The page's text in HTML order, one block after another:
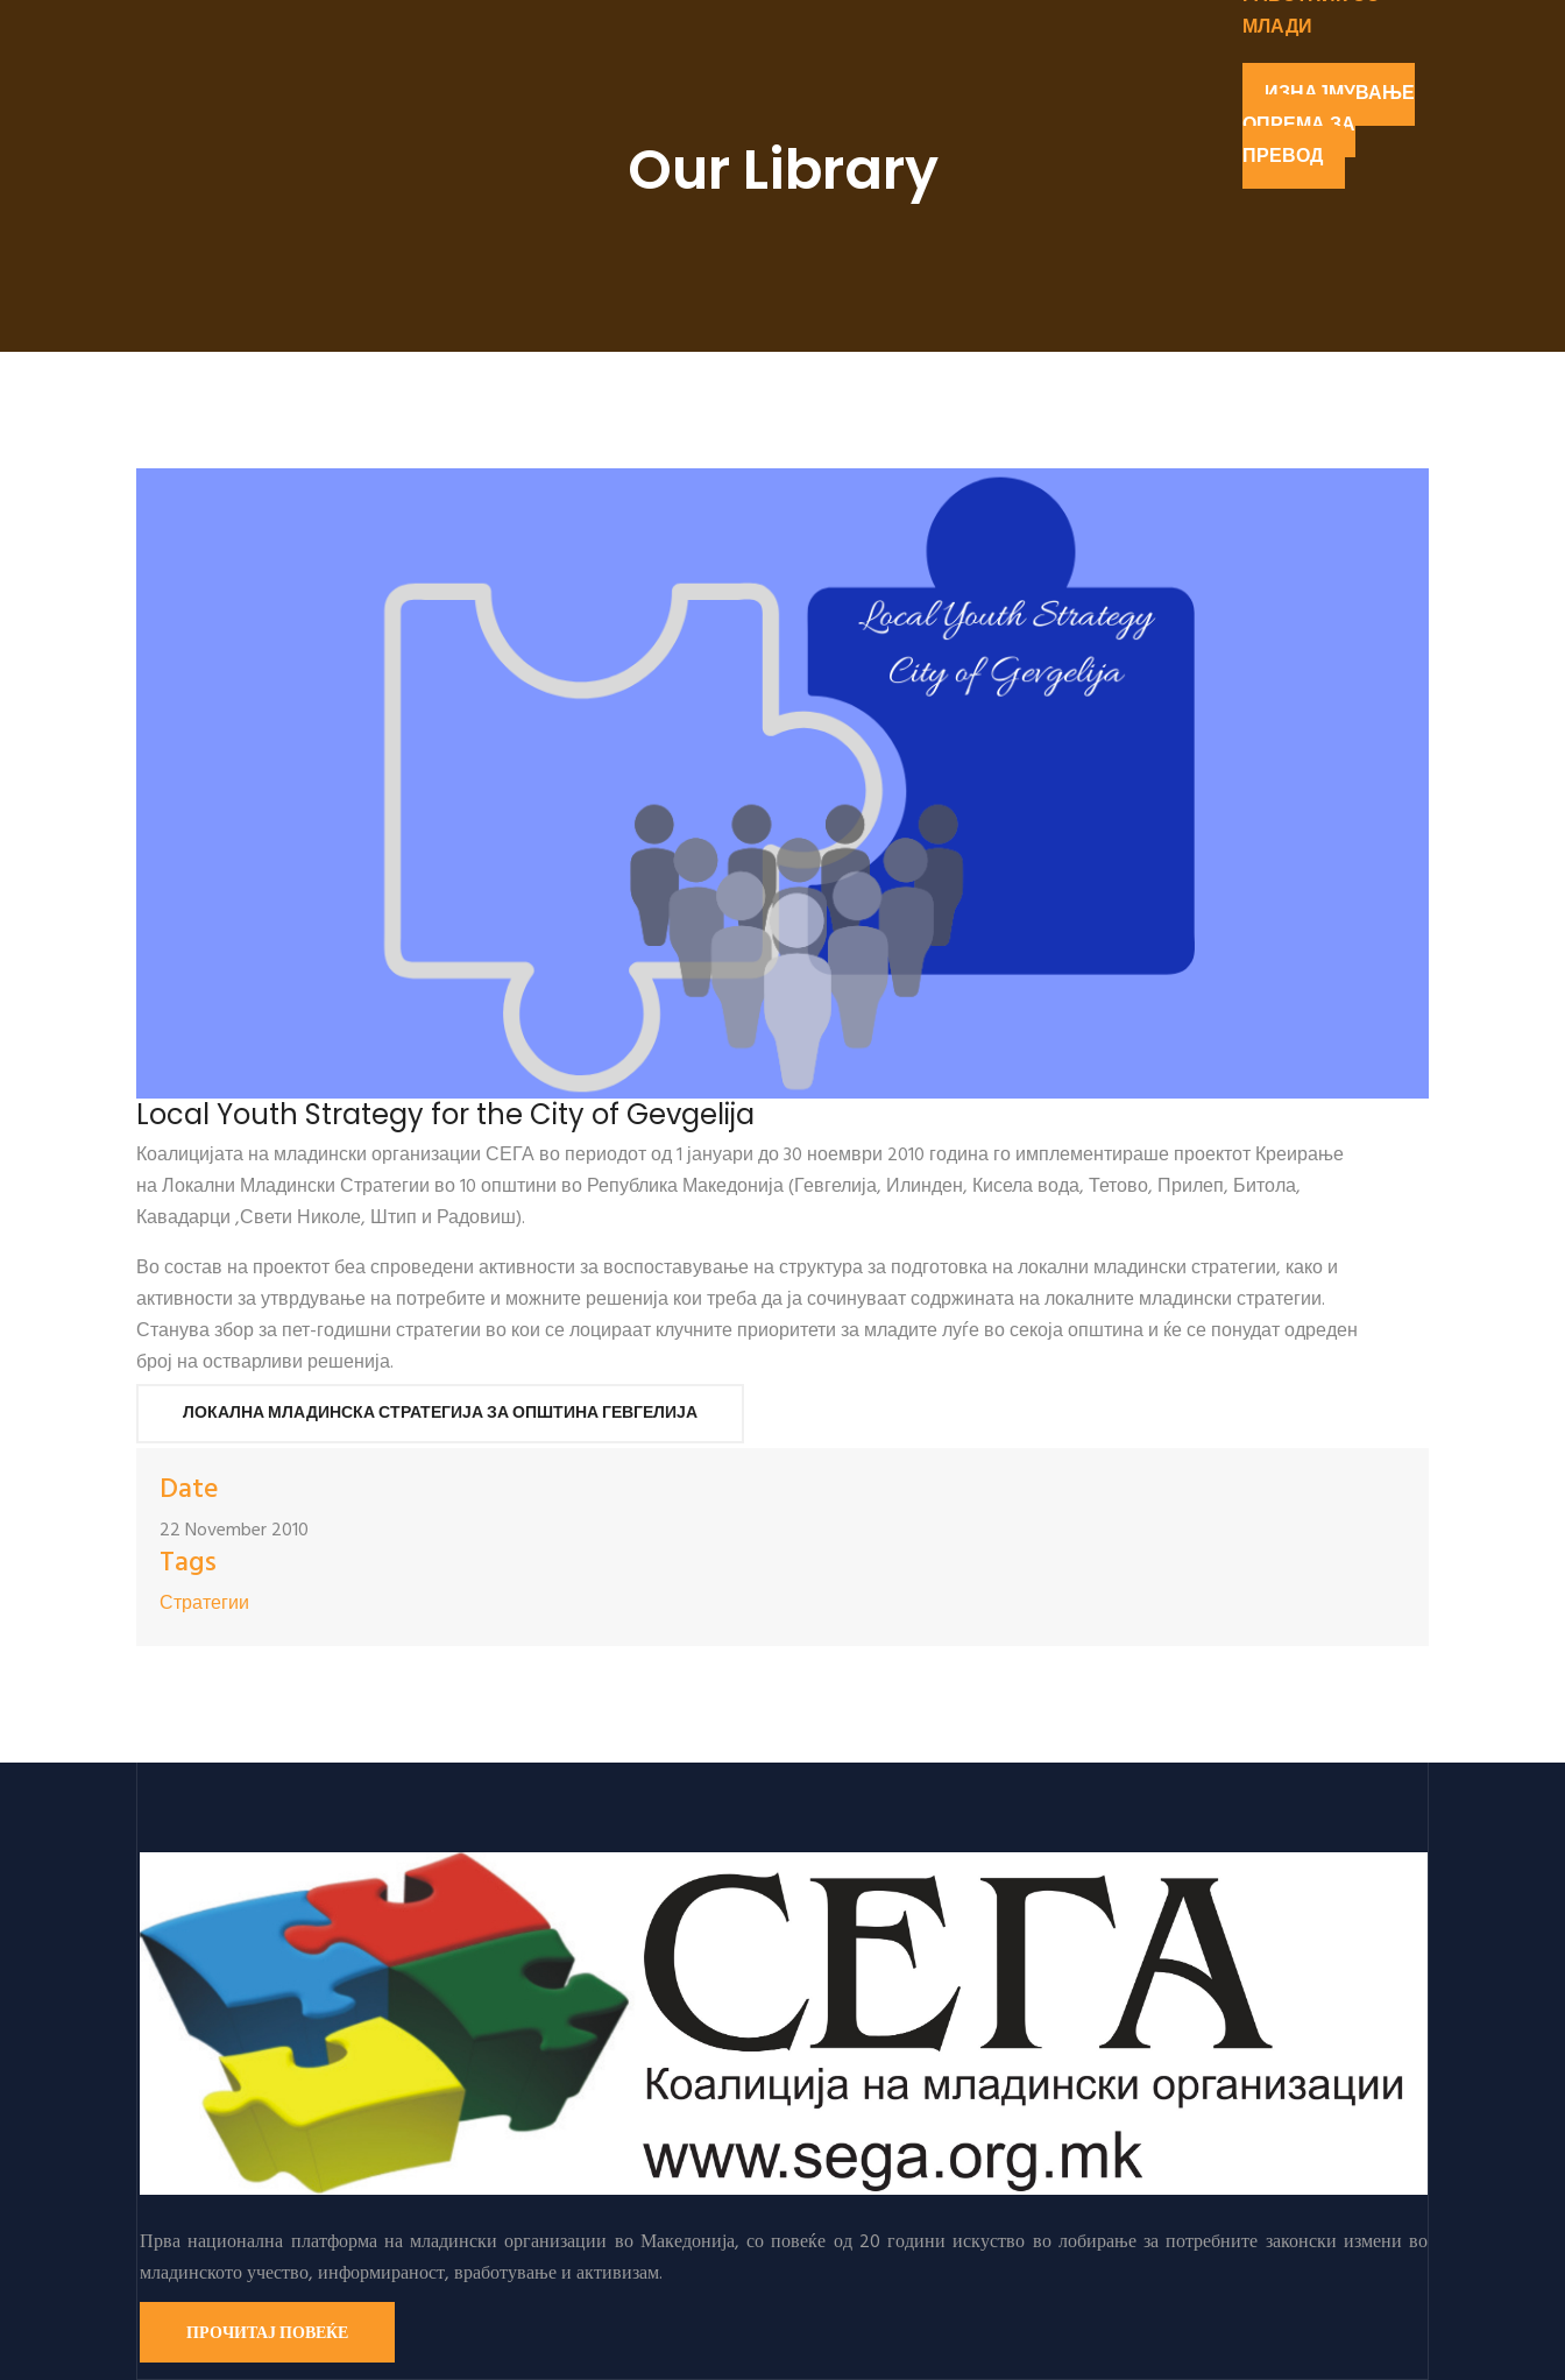
МЛАДИ
ИЗНАЈМУВАЊЕ
ОПРЕМА ЗА
ПРЕВОД
Our Library
Local Youth Strategy for the City of Gevgelija
Коалицијата на младински организации СЕГА во периодот од 1 јануари до 30 ноември 2010 година го имплементираше проектот Креирање
на Локални Младински Стратегии во 10 општини во Република Македонија (Гевгелија, Илинден, Кисела вода, Тетово, Прилеп, Битола,
Кавадарци ,Свети Николе, Штип и Радовиш).
Во состав на проектот беа спроведени активности за воспоставување на структура за подготовка на локални младински стратегии, како и
активности за утврдување на потребите и можните решенија кои треба да ја сочинуваат содржината на локалните младински стратегии.
Станува збор за пет-годишни стратегии во кои се лоцираат клучните приоритети за младите луѓе во секоја општина и ќе се понудат одреден
број на остварливи решенија.
ЛОКАЛНА МЛАДИНСКА СТРАТЕГИЈА ЗА ОПШТИНА ГЕВГЕЛИЈА
Date
22 November 2010
Tags
Стратегии
Прва национална платформа на младински организации во Македонија, со повеќе од 20 години искуство во лобирање за потребните законски измени во
младинското учество, информираност, вработување и активизам.
ПРОЧИТАЈ ПОВЕЌЕ